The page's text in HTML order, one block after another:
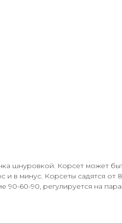
шнуровкой. Корсет может
в минус. Корсеты садятся от
60-90, регулируется на